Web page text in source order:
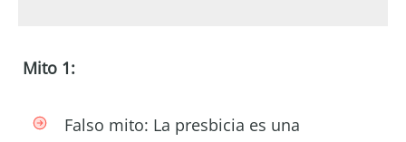
Mito 1:
Falso mito: La presbicia es una